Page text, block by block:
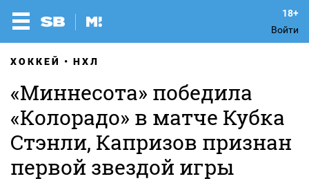
Войти
ХОККЕЙ НХЛ
«Миннесота» победила
«Колорадо» в матче Кубка
Стэнли, Капризов признан
первой звездой игры